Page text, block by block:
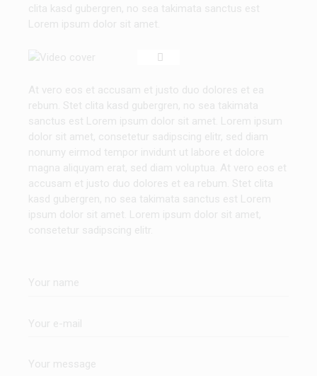
clita kasd gubergren, no sea takimata sanctus est
Lorem ipsum dolor sit amet.
At vero eos et accusam et justo duo dolores et ea
rebum. Stet clita kasd gubergren, no sea takimata
sanctus est Lorem ipsum dolor sit amet. Lorem ipsum
dolor sit amet, consetetur sadipscing elitr, sed diam
nonumy eirmod tempor invidunt ut labore et dolore
magna aliquyam erat, sed diam voluptua. At vero eos et
accusam et justo duo dolores et ea rebum. Stet clita
kasd gubergren, no sea takimata sanctus est Lorem
ipsum dolor sit amet. Lorem ipsum dolor sit amet,
consetetur sadipscing elitr.